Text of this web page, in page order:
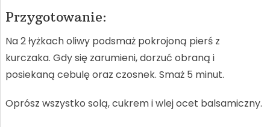
Przygotowanie:
Na 2 łyżkach oliwy podsmaż pokrojoną pierś z
kurczaka. Gdy się zarumieni, dorzuć obraną i
posiekaną cebulę oraz czosnek. Smaż 5 minut.
Oprósz wszystko solą, cukrem i wlej ocet balsamiczny.